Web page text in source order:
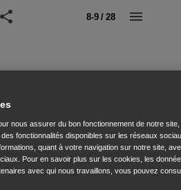
8-9 / 28
nous assurer du bon fonctionnement de notre
fonctionnalités disponibles sur les réseaux
quant à votre navigation sur notre site,
Pour en savoir plus sur les cookies, les
avec qui nous travaillons, vous pouvez